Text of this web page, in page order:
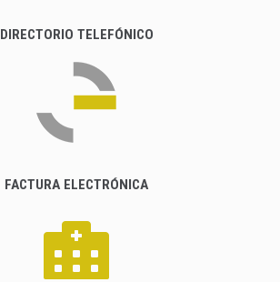
DIRECTORIO TELEFÓNICO
FACTURA ELECTRÓNICA